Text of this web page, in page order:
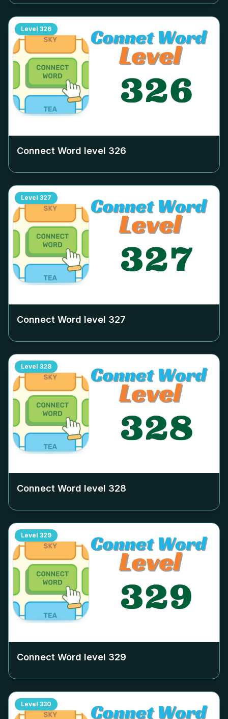
Level 326
Connect Word level 326
Level 327
Connect Word level 327
Level 328
Connect Word level 328
Level 329
Connect Word level 329
Level 330